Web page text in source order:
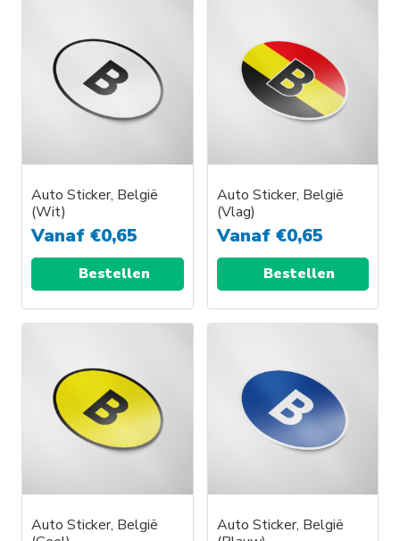
Auto Sticker, België
(Wit)
Vanaf €0,65
Bestellen
Auto Sticker, België
(Vlag)
Vanaf €0,65
Bestellen
Auto Sticker, België
Auto Sticker, België